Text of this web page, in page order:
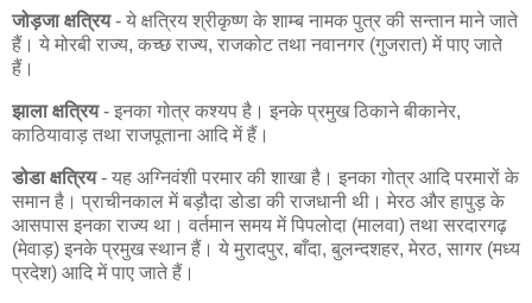
जोड़जा क्षत्रिय- ये क्षत्रिय श्रीकृष्ण के शाम्ब नामक पुत्र की सन्तान माने जाते
हैं। ये मोरबी राज्य, कच्छ राज्य, राजकोट तथा नवानगर (गुजरात) में पाए जाते
हैं।
झाला क्षत्रिय- इनका गोत्र कश्यप है। इनके प्रमुख ठिकाने बीकानेर,
काठियावाड़ तथा राजपूताना आदि में हैं।
डोडा क्षत्रिय- यह अग्निवंशी परमार की शाखा है। इनका गोत्र आदि परमारों के
समान है। प्राचीनकाल में बड़ौदा डोडा की राजधानी थी। मेरठ और हापुड़ के
आसपास इनका राज्य था। वर्तमान समय में पिपलोदा (मालवा) तथा सरदारगढ़
(मेवाड़) इनके प्रमुख स्थान हैं। ये मुरादपुर, बाँदा, बुलन्दशहर, मेरठ, सागर (मध्य
प्रदेश) आदि में पाए जाते हैं।